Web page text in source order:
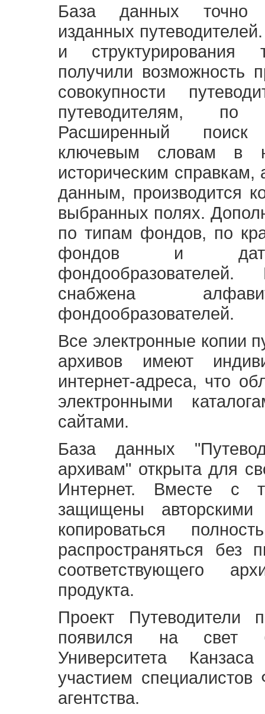
База данных точно
изданных
и структурирования
получили возможность
совокупности
путеводителям,
Расширенный
ключевым словам в
историческим
данным, производится
выбранных полях.
по типам фондов, по
фондов и
снабжена
фондообразователей.
Все электронные копии
архивов имеют
интернет-адреса, что
электронными
сайтами.
База данных
архивам" открыта для
Интернет. Вместе с
защищены
копироваться
распространяться без
соответствующего
продукта.
Проект Путеводители
появился на свет
Университета
участием специалистов
агентства.